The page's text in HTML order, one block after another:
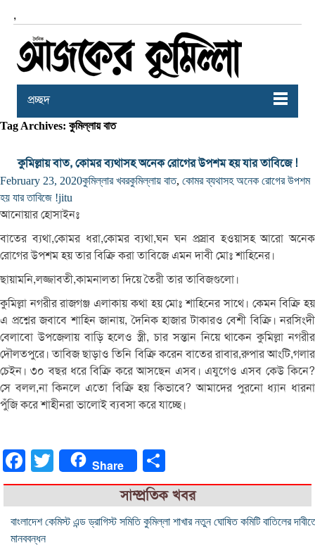
,
প্রচ্ছদ
Tag Archives: কুমিল্লায় বাত
কুমিল্লায় বাত, কোমর ব্যথাসহ অনেক রোগের উপশম হয় যার তাবিজে !
February 23, 2020কুমিল্লার খবরকুমিল্লায় বাত, কোমর ব্যথাসহ অনেক রোগের উপশম
হয় যার তাবিজে !jitu
আনোয়ার হোসাইনঃ
বাতের ব্যথা,কোমর ধরা,কোমর ব্যথা,ঘন ঘন প্রস্রাব হওয়াসহ আরো অনেক
রোগের উপশম হয় তার বিক্রি করা তাবিজে এমন দাবী মোঃ শাহিনের।
ছায়ামনি,লজ্জাবতী,কামনালতা দিয়ে তৈরী তার তাবিজগুলো।
কুমিল্লা নগরীর রাজগঞ্জ এলাকায় কথা হয় মোঃ শাহিনের সাথে। কেমন বিক্রি হয়
এ প্রশ্নের জবাবে শাহিন জানায়, দৈনিক হাজার টাকারও বেশী বিক্রি। নরসিংদী
বেলাবো উপজেলায় বাড়ি হলেও স্ত্রী, চার সন্তান নিয়ে থাকেন কুমিল্লা নগরীর
দৌলতপুরে। তাবিজ ছাড়াও তিনি বিক্রি করেন বাতের রাবার,রুপার আংটি,গলার
চেইন। ৩০ বছর ধরে বিক্রি করে আসছেন এসব। এযুগেও এসব কেউ কিনে?
সে বলল,না কিনলে এতো বিক্রি হয় কিভাবে? আমাদের পুরনো ধ্যান ধারনা
পুঁজি করে শাহীনরা ভালোই ব্যবসা করে যাচ্ছে।
FacebookTwitter Share
সাম্প্রতিক খবর
বাংলাদেশ কেমিস্ট এন্ড ড্রাগিস্ট সমিতি কুমিল্লা শাখার নতুন ঘোষিত কমিটি বাতিলের
মানববন্ধন